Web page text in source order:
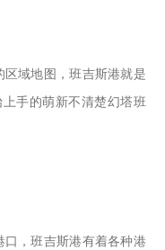
域地图，班吉斯港就是
手的萌新不清楚幻塔班
，班吉斯港有着各种港